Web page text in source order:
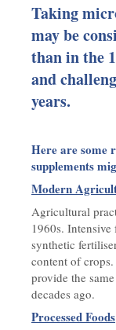
Taking
may be
than in the
and
years.
Here are some
supplements
Modern
Agricultural
1960s.
synthetic
content of
provide the
decades ago.
Processed Foods